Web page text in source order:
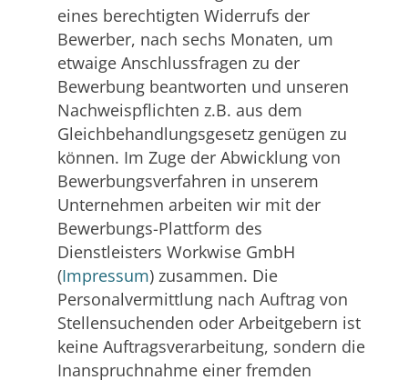
eines berechtigten Widerrufs der
Bewerber, nach sechs Monaten, um
etwaige Anschlussfragen zu der
Bewerbung beantworten und unseren
Nachweispflichten z.B. aus dem
Gleichbehandlungsgesetz genügen zu
können. Im Zuge der Abwicklung von
Bewerbungsverfahren in unserem
Unternehmen arbeiten wir mit der
Bewerbungs-Plattform des
Dienstleisters Workwise GmbH
(Impressum) zusammen. Die
Personalvermittlung nach Auftrag von
Stellensuchenden oder Arbeitgebern ist
keine Auftragsverarbeitung, sondern die
Inanspruchnahme einer fremden